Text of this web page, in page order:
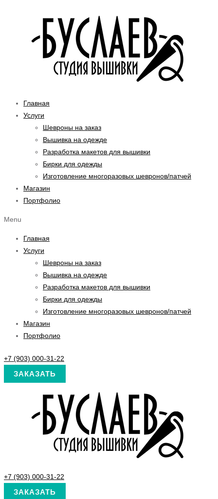
Главная
Услуги
Шевроны на заказ
Вышивка на одежде
Разработка макетов для вышивки
Бирки для одежды
Изготовление многоразовых шевронов/патчей
Магазин
Портфолио
Menu
Главная
Услуги
Шевроны на заказ
Вышивка на одежде
Разработка макетов для вышивки
Бирки для одежды
Изготовление многоразовых шевронов/патчей
Магазин
Портфолио
+7 (903) 000-31-22
ЗАКАЗАТЬ
+7 (903) 000-31-22
ЗАКАЗАТЬ